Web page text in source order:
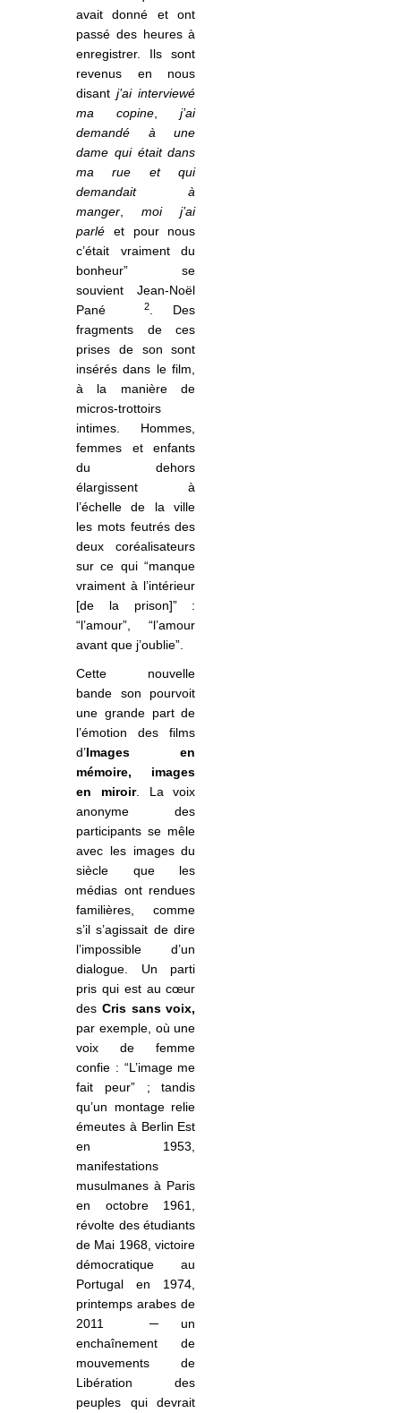
avait donné et ont
passé des heures à
enregistrer. Ils sont
revenus en nous
disantj’ai interviewé
ma copine ,j’ai
demandé à une
dame qui était dans
ma rue et qui
demandait à
manger ,moi j’ai
parlé et pour nous
c’était vraiment du
bonheur” se
souvient Jean-Noël
Pané
2
. Des
fragments de ces
prises de son sont
insérés dans le film,
à la manière de
micros-trottoirs
intimes. Hommes,
femmes et enfants
du dehors
élargissent à
l’échelle de la ville
les mots feutrés des
deux coréalisateurs
sur ce qui “manque
vraiment à l’intérieur
[de la prison]” :
“l’amour”, “l’amour
avant que j’oublie”.
Cette nouvelle
bande son pourvoit
une grande part de
l’émotion des films
d’Images en
mémoire, images
en miroir. La voix
anonyme des
participants se mêle
avec les images du
siècle que les
médias ont rendues
familières, comme
s’il s’agissait de dire
l’impossible d’un
dialogue. Un parti
pris qui est au cœur
des Cris sans voix,
par exemple, où une
voix de femme
confie : “L’image me
fait peur” ; tandis
qu’un montage relie
émeutes à Berlin Est
en 1953,
manifestations
musulmanes à Paris
en octobre 1961,
révolte des étudiants
de Mai 1968, victoire
démocratique au
Portugal en 1974,
printemps arabes de
2011
─un
enchaînement de
mouvements de
Libération des
peuples qui devrait